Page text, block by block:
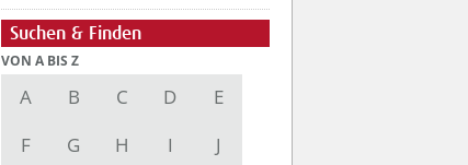
Suchen & Finden
VON A BIS Z
A B C D
E
F
G H I
J